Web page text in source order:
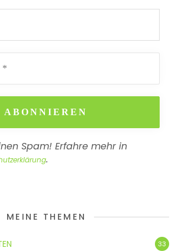
Spam! Erfahre mehr in
.
MEINE THEMEN
33